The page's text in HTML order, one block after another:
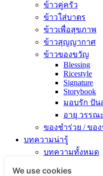
ข้าวคู่ครัว
ข้าวใส่บาตร
ข้าวเพื่อสุขภาพ
ข้าวสุญญากาศ
ข้าวของขวัญ
Blessing
Ricestyle
Signature
Storybook
มอบรัก ปัน
อายุ วรรณ
ของชำร่วย / ของ
บทความน่ารู้
บทความทั้งหมด
We use cookies